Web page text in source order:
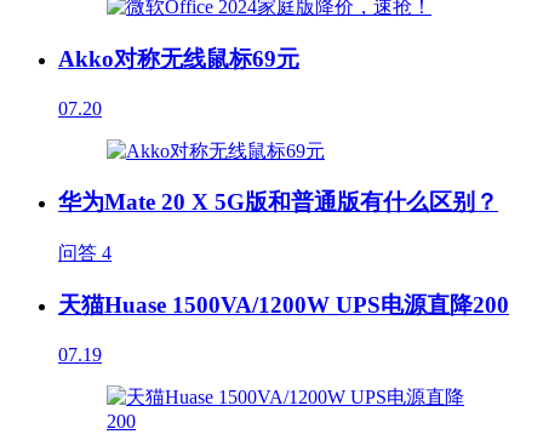
Akko对称无线鼠标69元
07.20
华为Mate 20 X 5G版和普通版有什么区别？
问答 4
天猫Huase 1500VA/1200W UPS电源直降200
07.19